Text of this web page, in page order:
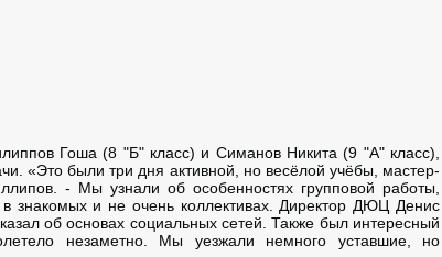
Гоша (8 "Б" класс) и Симанов Никита (9 "А" класс),
«Это были три дня активной, но весёлой учёбы, мастер-
- Мы узнали об особенностях групповой работы,
знакомых и не очень коллективах. Директор ДЮЦ Денис
об основах социальных сетей. Также был интересный
незаметно. Мы уезжали немного уставшие, но